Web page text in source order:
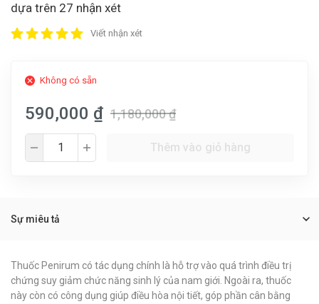
dựa trên 27 nhận xét
Viết nhận xét
Không có sẵn
590,000 ₫ 1,180,000 ₫
Thêm vào giỏ hàng
Sự miêu tả
Thuốc Penirum có tác dụng chính là hỗ trợ vào quá trình điều trị
chứng suy giảm chức năng sinh lý của nam giới. Ngoài ra, thuốc
này còn có công dụng giúp điều hòa nội tiết, góp phần cân bằng